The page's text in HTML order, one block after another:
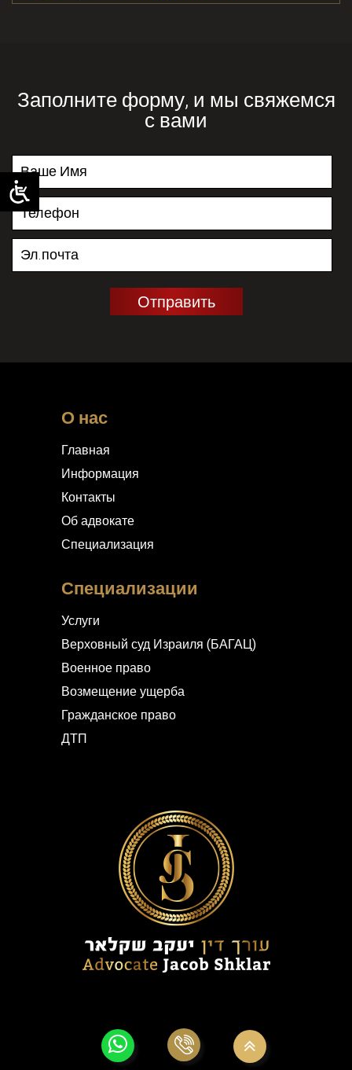
Заполните форму, и мы свяжемся
с вами
О нас
Главная
Информация
Контакты
Об адвокате
Специализация
Специализации
Услуги
Верховный суд Израиля (БАГАЦ)
Военное право
Возмещение ущерба
Гражданское право
ДТП
© Все права принадлежат Яков Шкляр — уголовное право
Разработка сайтов